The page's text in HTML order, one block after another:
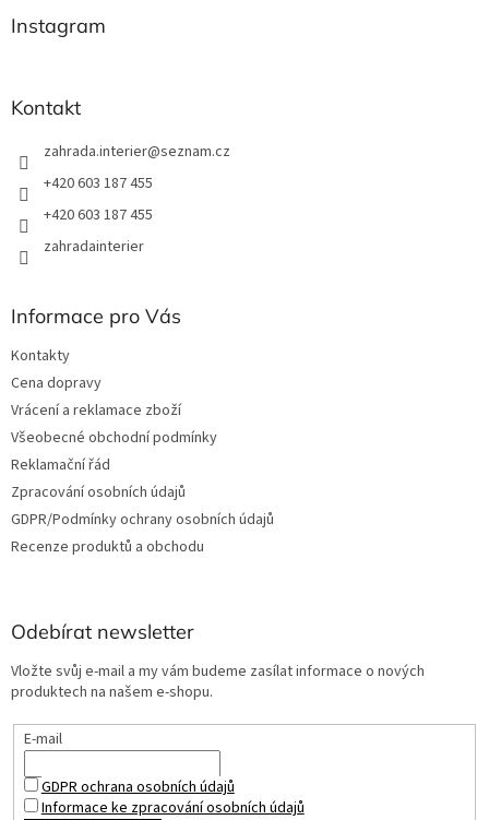
Instagram
Kontakt
zahrada.interier@seznam.cz
+420 603 187 455
+420 603 187 455
zahradainterier
Informace pro Vás
Kontakty
Cena dopravy
Vrácení a reklamace zboží
Všeobecné obchodní podmínky
Reklamační řád
Zpracování osobních údajů
GDPR/Podmínky ochrany osobních údajů
Recenze produktů a obchodu
Odebírat newsletter
Vložte svůj e-mail a my vám budeme zasílat informace o nových
produktech na našem e-shopu.
E-mail
GDPR ochrana osobních údajů
Informace ke zpracování osobních údajů